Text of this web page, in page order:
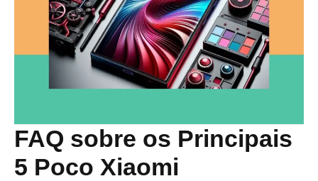
FAQ sobre os Principais
5 Poco Xiaomi